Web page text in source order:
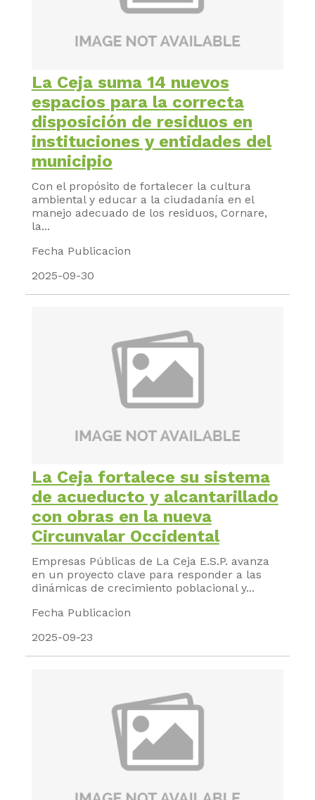
La Ceja suma 14 nuevos
espacios para la correcta
disposición de residuos en
instituciones y entidades del
municipio
Con el propósito de fortalecer la cultura
ambiental y educar a la ciudadanía en el
manejo adecuado de los residuos, Cornare,
la...
Fecha Publicacion
2025-09-30
La Ceja fortalece su sistema
de acueducto y alcantarillado
con obras en la nueva
Circunvalar Occidental
Empresas Públicas de La Ceja E.S.P. avanza
en un proyecto clave para responder a las
dinámicas de crecimiento poblacional y...
Fecha Publicacion
2025-09-23